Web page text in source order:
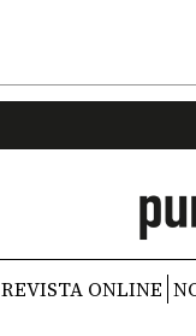
REVISTA ONLINE